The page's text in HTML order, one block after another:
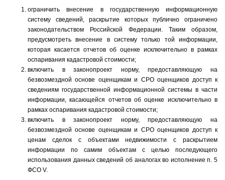
ограничить внесение в государственную информационную
систему сведений, раскрытие которых публично ограничено
законодательством Российской Федерации. Таким образом,
предусмотреть внесение в систему только той информации,
которая касается отчетов об оценке исключительно в рамках
оспаривания кадастровой стоимости;
включить в законопроект норму, предоставляющую на
безвозмездной основе оценщикам и СРО оценщиков доступ к
сведениям государственной информационной системы в части
информации, касающейся отчетов об оценке исключительно в
рамках оспаривания кадастровой стоимости;
включить в законопроект норму, предоставляющую на
безвозмездной основе оценщикам и СРО оценщиков доступ к
ценам сделок с объектами недвижимости с раскрытием
информации по самим объектам с целью последующего
использования данных сведений об аналогах во исполнение п. 5
ФСО V.